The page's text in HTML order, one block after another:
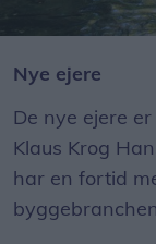
Nye ejere
De nye ejere
Klaus Krog
har en fortid